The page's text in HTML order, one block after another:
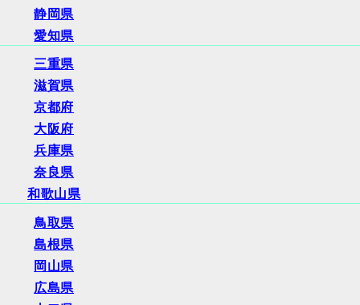
静岡県
愛知県
三重県
滋賀県
京都府
大阪府
兵庫県
奈良県
和歌山県
鳥取県
島根県
岡山県
広島県